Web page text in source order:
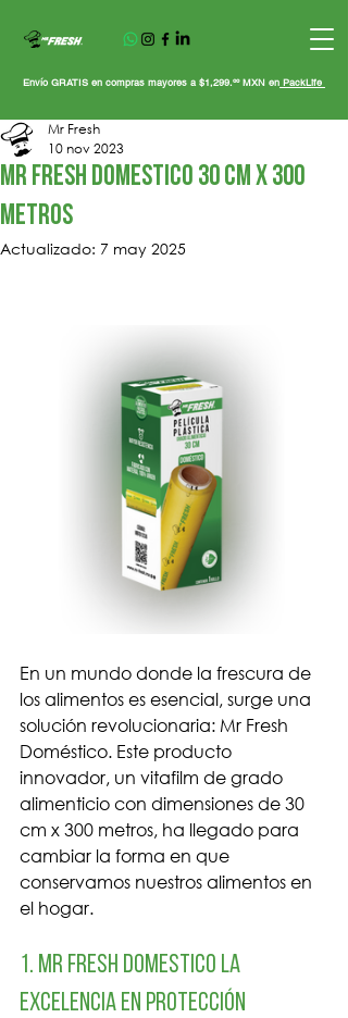
Envío GRATIS en compras mayores a $1,299.ºº MXN en PackLife
mr fresh domestico 30 cm x 300
metros
Mr Fresh
10 nov 2023
Actualizado: 7 may 2025
En un mundo donde la frescura de
los alimentos es esencial, surge una
solución revolucionaria: Mr Fresh
Doméstico. Este producto
innovador, un vitafilm de grado
alimenticio con dimensiones de 30
cm x 300 metros, ha llegado para
cambiar la forma en que
conservamos nuestros alimentos en
el hogar.
1. mr fresh domestico La
Excelencia en Protección